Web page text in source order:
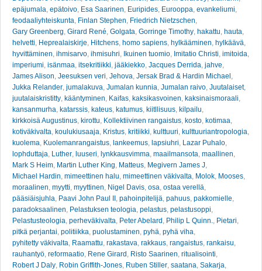
epäjumala, epätoivo, Esa Saarinen, Euripides, Eurooppa, evankeliumi,
feodaaliyhteiskunta, Finlan Stephen, Friedrich Nietzschen,
Gary Greenberg, Girard René, Golgata, Gorringe Timothy, hakattu, hauta,
helvetti, Heprealaiskirje, Hitchens, homo sapiens, hylkääminen, hylkäävä,
hyvittäminen, ihmisarvo, ihmisuhri, Ikuinen tuomio, Imitatio Christi, imitoida,
imperiumi, isänmaa, itsekritiikki, jääkiekko, Jacques Derrida, jahve,
James Alison, Jeesuksen veri, Jehova, Jersak Brad & Hardin Michael ,
Jukka Relander, jumalakuva, Jumalan kunnia, Jumalan raivo, Juutalaiset,
juutalaiskristitty, kääntyminen, Kaifas, kaksikasvoinen, kaksinaismoraali,
kansanmurha, katarssis, kateus, katumus, kiitllisuus, kilpailu,
kirkkoisä Augustinus, kirottu, Kollektiivinen rangaistus, kosto, kotimaa,
kotiväkivalta, koulukiusaaja, Kristus, kritiikki, kulttuuri, kulttuuriantropologia,
kuolema, Kuolemanrangaistus, lankeemus, lapsiuhri, Lazar Puhalo,
lophduttaja, Luther, luuseri, lynkkausvimma, maailmansota, maallinen,
Mark S Heim, Martin Luther King, Matteus, Megivern James J,
Michael Hardin, mimeettinen halu, mimeettinen väkivalta, Molok, Mooses,
moraalinen, myytti, myyttinen, Nigel Davis, osa, ostaa verellä,
pääsiäisjuhla, Paavi John Paul II , pahoinpitelijä, pahuus, pakkomielle,
paradoksaalinen, Pelastuksen teologia, pelastus, pelastusoppi,
Pelastusteologia, perheväkivalta, Peter Abelard , Philip L Quinn., Pietari,
pitkä perjantai, politiikka, puolustaminen, pyhä, pyhä viha,
pyhitetty väkivalta, Raamattu, rakastava, rakkaus, rangaistus, rankaisu,
rauhantyö, reformaatio, Rene Girard , Risto Saarinen, ritualisointi,
Robert J Daly, Robin Griffith-Jones, Ruben Stiller, saatana, Sakarja,